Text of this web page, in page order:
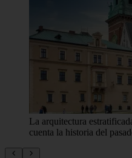
La arquitectura
cuenta la historia del